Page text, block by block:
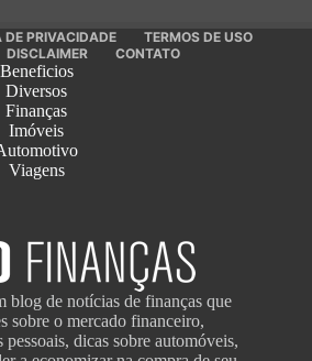
DE PRIVACIDADE
TERMOS DE USO
DISCLAIMER CONTATO
Beneficios
Diversos
Finanças
Imóveis
Viagens
blog de notícias de finanças que
sobre o mercado financeiro,
dicas sobre automóveis,